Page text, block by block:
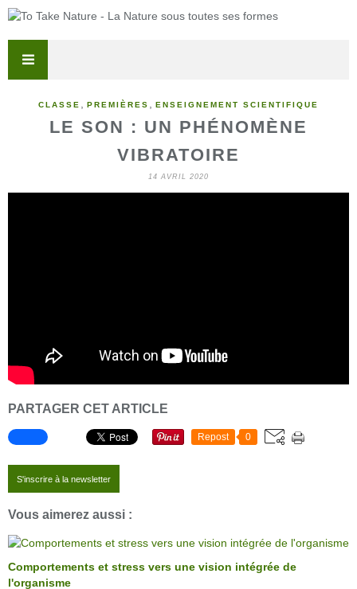
CLASSE PREMIÈRES ENSEIGNEMENT SCIENTIFIQUE
LE SON : UN PHÉNOMÈNE
VIBRATOIRE
14 AVRIL 2020
PARTAGER CET ARTICLE
Repost 0
S'inscrire à la newsletter
Vous aimerez aussi :
Comportements et stress vers une vision intégrée de
l'organisme